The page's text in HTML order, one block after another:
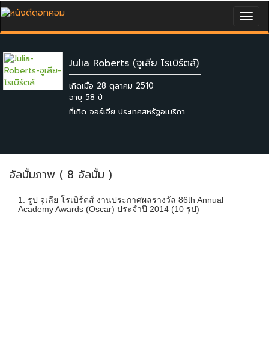
Julia Roberts (จูเลีย โรเบิร์ตส์)
เกิดเมื่อ 28 ตุลาคม 2510
ที่เกิด จอร์เจีย ประเทศสหรัฐอเมริกา
อัลบั้มภาพ ( 8 อัลบั้ม )
1. รูป จูเลีย โรเบิร์ตส์ งานประกาศผลรางวัล 86th Annual
Academy Awards (Oscar) ประจำปี 2014 (10 รูป)